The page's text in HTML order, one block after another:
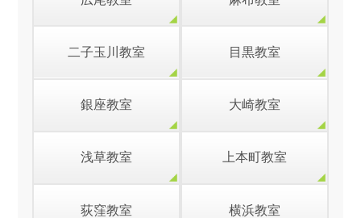
二子玉川教室 目黒教室
銀座教室 大崎教室
浅草教室 上本町教室
荻窪教室 横浜教室